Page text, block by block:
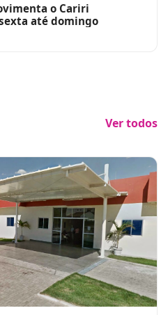
o Cariri
até domingo
Ver todos